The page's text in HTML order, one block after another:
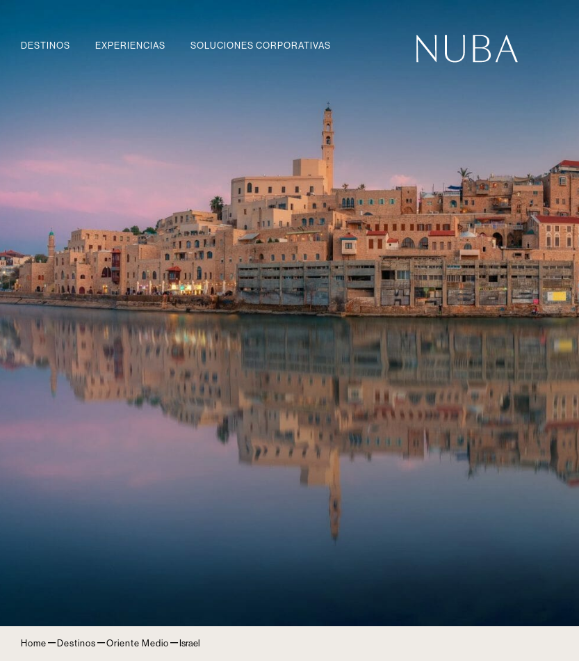
DESTINOS EXPERIENCIAS SOLUCIONES CORPORATIVAS
Home – Destinos –Oriente Medio –Israel